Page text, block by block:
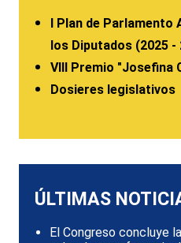
I Plan de Parlamento
los Diputados (2025 -
VIII Premio "Josefina
Dosieres legislativos
ÚLTIMAS
El Congreso concluye